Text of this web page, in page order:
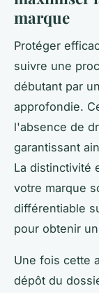
marque
Protéger
suivre une
débutant par
approfondie.
l'absence de
garantissant
La distinctivité
votre marque
différentiable
pour obtenir
Une fois cette
dépôt du